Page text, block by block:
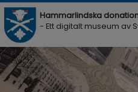
Hammarlindska
- Ett digitalt museum av